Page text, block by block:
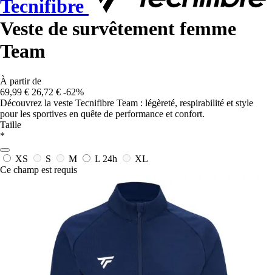
Tecnifibre
Veste de survêtement femme
Team
À partir de
69,99 € 26,72 € -62%
Découvrez la veste Tecnifibre Team : légèreté, respirabilité et style
pour les sportives en quête de performance et confort.
Taille
*
XS S M L 24h
XL
Ce champ est requis